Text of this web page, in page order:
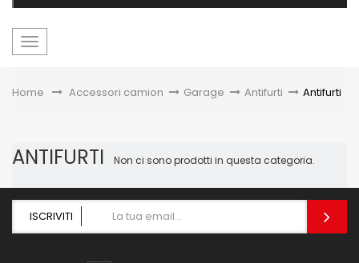
navigazione
Home &gt;Accessori camion > Garage > Antifurti > Antifurti
ANTIFURTI Non ci sono prodotti in questa categoria.
ISCRIVITI